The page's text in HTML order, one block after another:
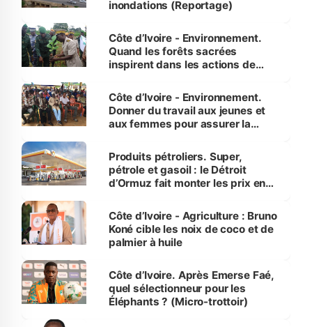
inondations (Reportage)
Côte d’Ivoire - Environnement.
Quand les forêts sacrées
inspirent dans les actions de
Côte d’Ivoire - Environnement.
Donner du travail aux jeunes et
aux femmes pour assurer la
menacées
Produits pétroliers. Super,
pétrole et gasoil : le Détroit
d’Ormuz fait monter les prix en
Côte d’Ivoire - Agriculture : Bruno
Koné cible les noix de coco et de
palmier à huile
Côte d’Ivoire. Après Emerse Faé,
quel sélectionneur pour les
Éléphants ? (Micro-trottoir)